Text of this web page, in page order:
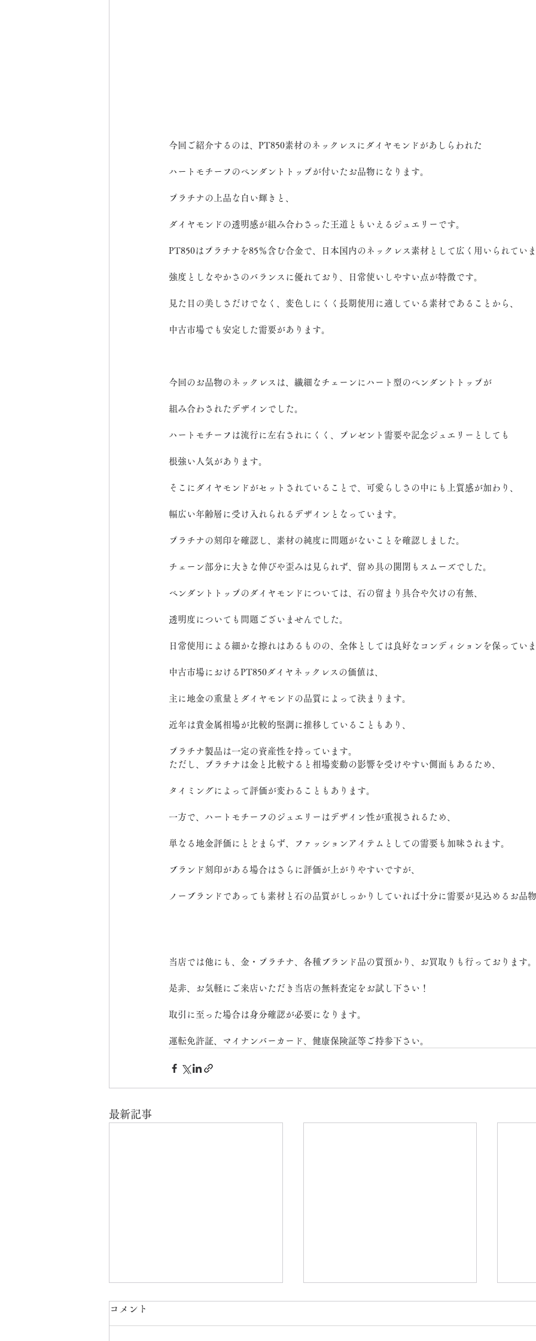
今回ご紹介するのは、PT850素材のネックレスにダイヤモンドがあしらわれた
ハートモチーフのペンダントトップが付いたお品物になります。
プラチナの上品な白い輝きと、
ダイヤモンドの透明感が組み合わさった王道ともいえるジュエリーです。
PT850はプラチナを85％含む合金で、日本国内のネックレス素材として広く用いられてい
強度としなやかさのバランスに優れており、日常使いしやすい点が特徴です。
見た目の美しさだけでなく、変色しにくく長期使用に適している素材であることから、
中古市場でも安定した需要があります。
今回のお品物のネックレスは、繊細なチェーンにハート型のペンダントトップが
組み合わされたデザインでした。
ハートモチーフは流行に左右されにくく、プレゼント需要や記念ジュエリーとしても
根強い人気があります。
そこにダイヤモンドがセットされていることで、可愛らしさの中にも上質感が加わり、
幅広い年齢層に受け入れられるデザインとなっています。
プラチナの刻印を確認し、素材の純度に問題がないことを確認しました。
チェーン部分に大きな伸びや歪みは見られず、留め具の開閉もスムーズでした。
ペンダントトップのダイヤモンドについては、石の留まり具合や欠けの有無、
透明度についても問題ございませんでした。
日常使用による細かな擦れはあるものの、全体としては良好なコンディションを保ってい
中古市場におけるPT850ダイヤネックレスの価値は、
主に地金の重量とダイヤモンドの品質によって決まります。
近年は貴金属相場が比較的堅調に推移していることもあり、
プラチナ製品は一定の資産性を持っています。
ただし、プラチナは金と比較すると相場変動の影響を受けやすい側面もあるため、
タイミングによって評価が変わることもあります。
一方で、ハートモチーフのジュエリーはデザイン性が重視されるため、
単なる地金評価にとどまらず、ファッションアイテムとしての需要も加味されます。
ブランド刻印がある場合はさらに評価が上がりやすいですが、
ノーブランドであっても素材と石の品質がしっかりしていれば十分に需要が見込めるお品
当店では他にも、金・プラチナ、各種ブランド品の質預かり、お買取りも行っております。
是非、お気軽にご来店いただき当店の無料査定をお試し下さい！
取引に至った場合は身分確認が必要になります。
運転免許証、マイナンバーカード、健康保険証等ご持参下さい。
最新記事
コメント